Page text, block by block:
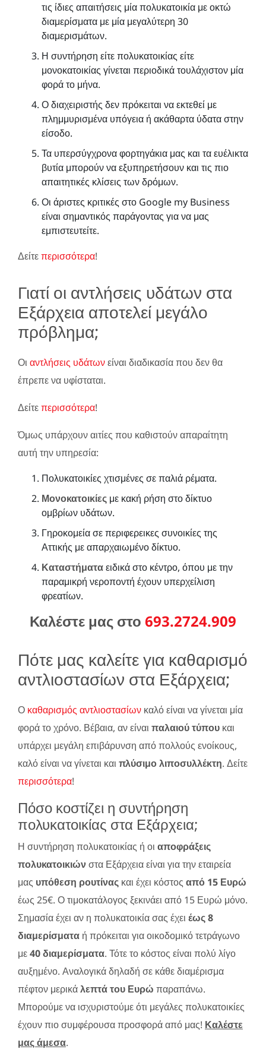
τις ίδιες απαιτήσεις μία πολυκατοικία με οκτώ
διαμερίσματα με μία μεγαλύτερη 30
διαμερισμάτων.
Η συντήρηση είτε πολυκατοικίας είτε
μονοκατοικίας γίνεται περιοδικά τουλάχιστον μία
φορά το μήνα.
Ο διαχειριστής δεν πρόκειται να εκτεθεί με
πλημμυρισμένα υπόγεια ή ακάθαρτα ύδατα στην
είσοδο.
Τα υπερσύγχρονα φορτηγάκια μας και τα ευέλικτα
βυτία μπορούν να εξυπηρετήσουν και τις πιο
απαιτητικές κλίσεις των δρόμων.
Οι άριστες κριτικές στο Google my Business
είναι σημαντικός παράγοντας για να μας
εμπιστευτείτε.
Δείτεπερισσότερα!
Γιατί οι αντλήσεις υδάτων στα
Εξάρχεια αποτελεί μεγάλο
πρόβλημα;
Οι αντλήσεις υδάτωνείναι διαδικασία που δεν θα
έπρεπε να υφίσταται.
Δείτεπερισσότερα!
Όμως υπάρχουν αιτίες που καθιστούν απαραίτητη
αυτή την υπηρεσία:
Πολυκατοικίες χτισμένες σε παλιά ρέματα.
Μονοκατοικίες με κακή ρήση στο δίκτυο
ομβρίων υδάτων.
Γηροκομεία σε περιφερεικες συνοικίες της
Αττικής με απαρχαιωμένο δίκτυο.
Καταστήματαειδικά στο κέντρο, όπου με την
παραμικρή νεροποντή έχουν υπερχείλιση
φρεατίων.
Καλέστε μας στο 693.2724.909
Πότε μας καλείτε για καθαρισμό
αντλιοστασίων στα Εξάρχεια;
Ο καθαρισμός αντλιοστασίων καλό είναι να γίνεται μία
φορά το χρόνο. Βέβαια, αν είναι παλαιού τύπου και
υπάρχει μεγάλη επιβάρυνση από πολλούς ενοίκους,
καλό είναι να γίνεται και πλύσιμο λιποσυλλέκτη. Δείτε
περισσότερα!
Πόσο κοστίζει η συντήρηση
πολυκατοικίας στα Εξάρχεια;
Η συντήρηση πολυκατοικίας ή οι αποφράξεις
πολυκατοικιώνστα Εξάρχεια είναι για την εταιρεία
μας υπόθεση ρουτίνας και έχει κόστος από 15 Ευρώ
έως 25€. Ο τιμοκατάλογος ξεκινάει από 15 Ευρώ μόνο.
Σημασία έχει αν η πολυκατοικία σας έχει έως 8
διαμερίσματα ή πρόκειται για οικοδομικό τετράγωνο
με40 διαμερίσματα. Τότε το κόστος είναι πολύ λίγο
αυξημένο. Αναλογικά δηλαδή σε κάθε διαμέρισμα
πέφτον μερικάλεπτά του Ευρώ παραπάνω.
Μπορούμε να ισχυριστούμε ότι μεγάλες πολυκατοικίες
έχουν πιο συμφέρουσα προσφορά από μας! Καλέστε
μας άμεσα.